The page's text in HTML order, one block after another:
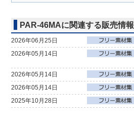
PAR-46MAに関連する販売情報
2026年06月25日
2026年05月14日
2026年05月14日
2026年05月14日
2025年10月28日